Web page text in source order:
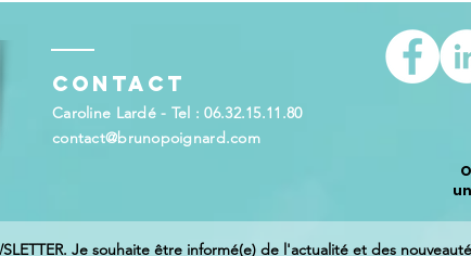
Contact
Caroline Lardé - Tel : 06.32.15.11.80
contact@brunopoignard.com
Je souhaite être informé(e) de l'actualité et des